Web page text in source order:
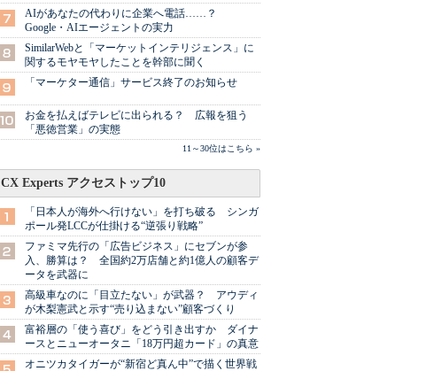
AIがあなたの代わりに企業へ電話……？
Google・AIエージェントの実力
SimilarWebと「マーケットインテリジェンス」に
関するモヤモヤしたことを幹部に聞く
「マーケター通信」サービス終了のお知らせ
お金を払えばテレビに出られる？ 広報を狙う
「悪徳営業」の実態
11～30位はこちら »
CX Experts アクセストップ10
「日本人が海外へ行けない」を打ち破る シンガ
ポール発LCCが仕掛ける“逆張り戦略”
ファミマ先行の「広告ビジネス」にセブンが参
入、勝算は？ 全国約2万店舗と約1億人の顧客デ
ータを武器に
高級車なのに「目立たない」が武器？ アウディ
が木梨憲武と示す“売り込まない”顧客づくり
富裕層の「使う喜び」をどう引き出すか ダイナ
ースとニューオータニ「18万円超カード」の真意
オニツカタイガーが“新宿ど真ん中”で描く世界戦